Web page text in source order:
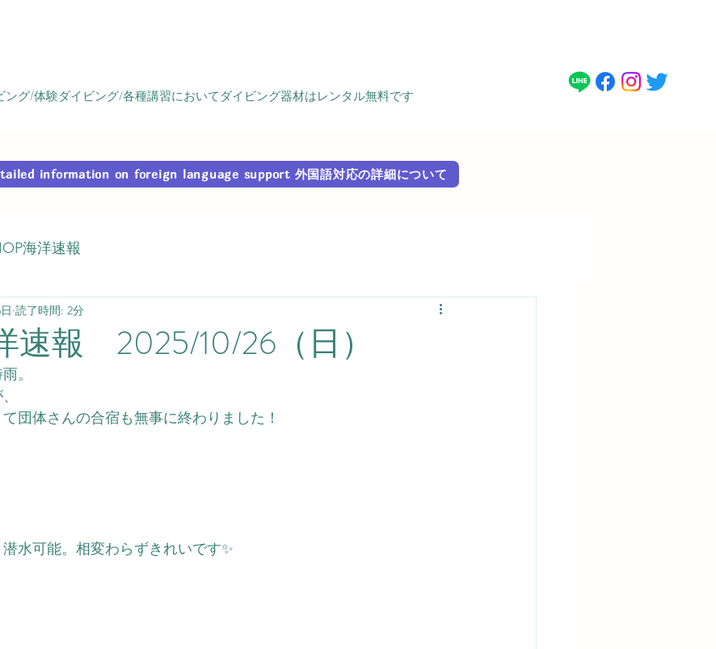
ング/体験ダイビング/各種講習においてダイビング器材はレンタル無料です
information on foreign language support 外国語対応の詳細に​ついて
IOP海洋速報
速報 2025/10/26（日）
読了時間: 2分
。
団体さんの合宿も無事に終わりました！
水可能。相変わらずきれいです✨